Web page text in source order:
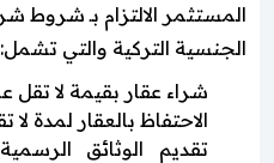
المستثمر الالتزام بـ شروط
الجنسية التركية والتي تشمل:
شراء عقار بقيمة لا تقل عن 400 ألف دولار
الاحتفاظ بالعقار لمدة
تقديم الوثائق